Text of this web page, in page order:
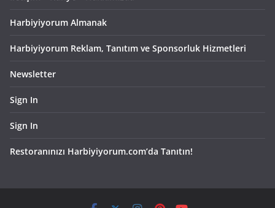
Harbiyiyorum Almanak
Harbiyiyorum Reklam, Tanıtım ve Sponsorluk Hizmetleri
Newsletter
Sign In
Sign In
Restoranınızı Harbiyiyorum.com’da Tanıtın!